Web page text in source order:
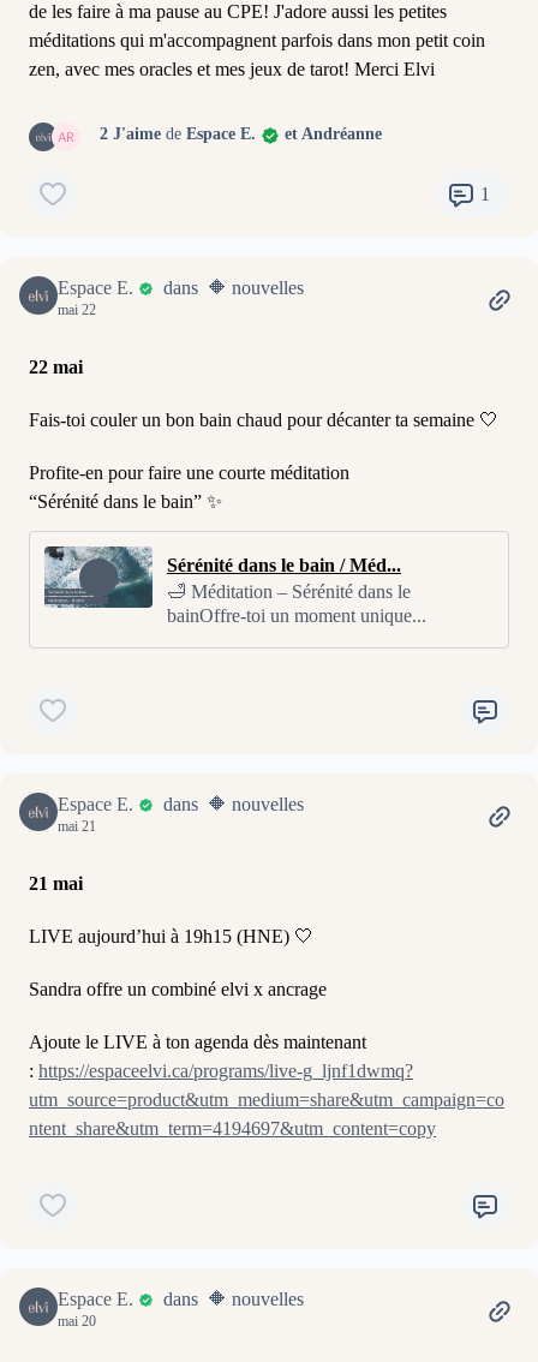
de les faire à ma pause au CPE! J'adore aussi les petites
méditations qui m'accompagnent parfois dans mon petit coin
zen, avec mes oracles et mes jeux de tarot! Merci Elvi
2 J'aime de Espace E. et Andréanne
1
Espace E. dans 🔶 nouvelles
mai 22
22 mai
Fais-toi couler un bon bain chaud pour décanter ta semaine 🤍
Profite-en pour faire une courte méditation
“Sérénité dans le bain” ✨
Sérénité dans le bain / Méd...
🛁 Méditation – Sérénité dans le
bainOffre-toi un moment unique...
Espace E. dans 🔶 nouvelles
mai 21
21 mai
LIVE aujourd’hui à 19h15 (HNE) 🤍
Sandra offre un combiné elvi x ancrage
Ajoute le LIVE à ton agenda dès maintenant
: https://espaceelvi.ca/programs/live-g_ljnf1dwmq?
utm_source=product&utm_medium=share&utm_campaign=co
ntent_share&utm_term=4194697&utm_content=copy
Espace E. dans 🔶 nouvelles
mai 20